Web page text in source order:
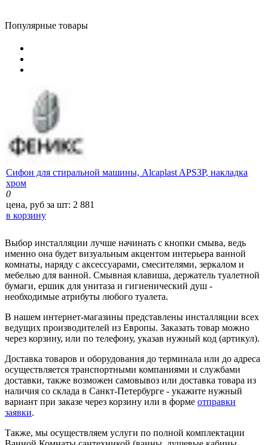
Популярные товары
Сифон для стиральной машины, Alcaplast APS3P, накладка
хром
0
цена, руб за шт: 2 881
в корзину
Выбор инсталляции лучше начинать с кнопки смыва, ведь
именно она будет визуальным акцентом интерьера ванной
комнаты, наряду с аксессуарами, смесителями, зеркалом и
мебелью для ванной. Смывная клавиша, держатель туалетной
бумаги, ершик для унитаза и гигиенический душ -
необходимые атрибуты любого туалета.
В нашем интернет-магазины представлены инсталляции всех
ведущих производителей из Европы. Заказать товар можно
через корзину, или по телефону, указав нужный код (артикул).
Доставка товаров и оборудования до терминала или до адреса
осуществляется транспортными компаниями и службами
доставки, также возможен самовывоз или доставка товара из
наличия со склада в Санкт-Петербурге - укажите нужный
вариант при заказе через корзину или в форме отправки
заявки.
Также, мы осуществляем услуги по полной комплектации